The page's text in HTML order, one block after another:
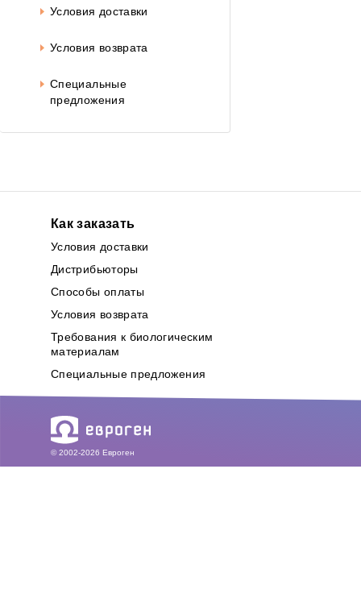
Условия доставки
Условия возврата
Специальные
предложения
Как заказать
Условия доставки
Дистрибьюторы
Способы оплаты
Условия возврата
Требования к биологическим
материалам
Специальные предложения
© 2002-2026 Евроген